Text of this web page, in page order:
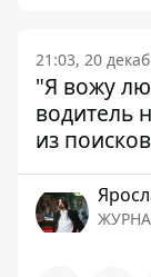
21:03, 20
"Я вожу
водитель
из